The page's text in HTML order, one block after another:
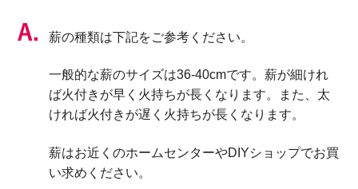
薪の種類は下記をご参考ください。
一般的な薪のサイズは36-40cmです。薪が細けれ
ば火付きが早く火持ちが長くなります。また、太
ければ火付きが遅く火持ちが長くなります。
薪はお近くのホームセンターやDIYショップでお買
い求めください。